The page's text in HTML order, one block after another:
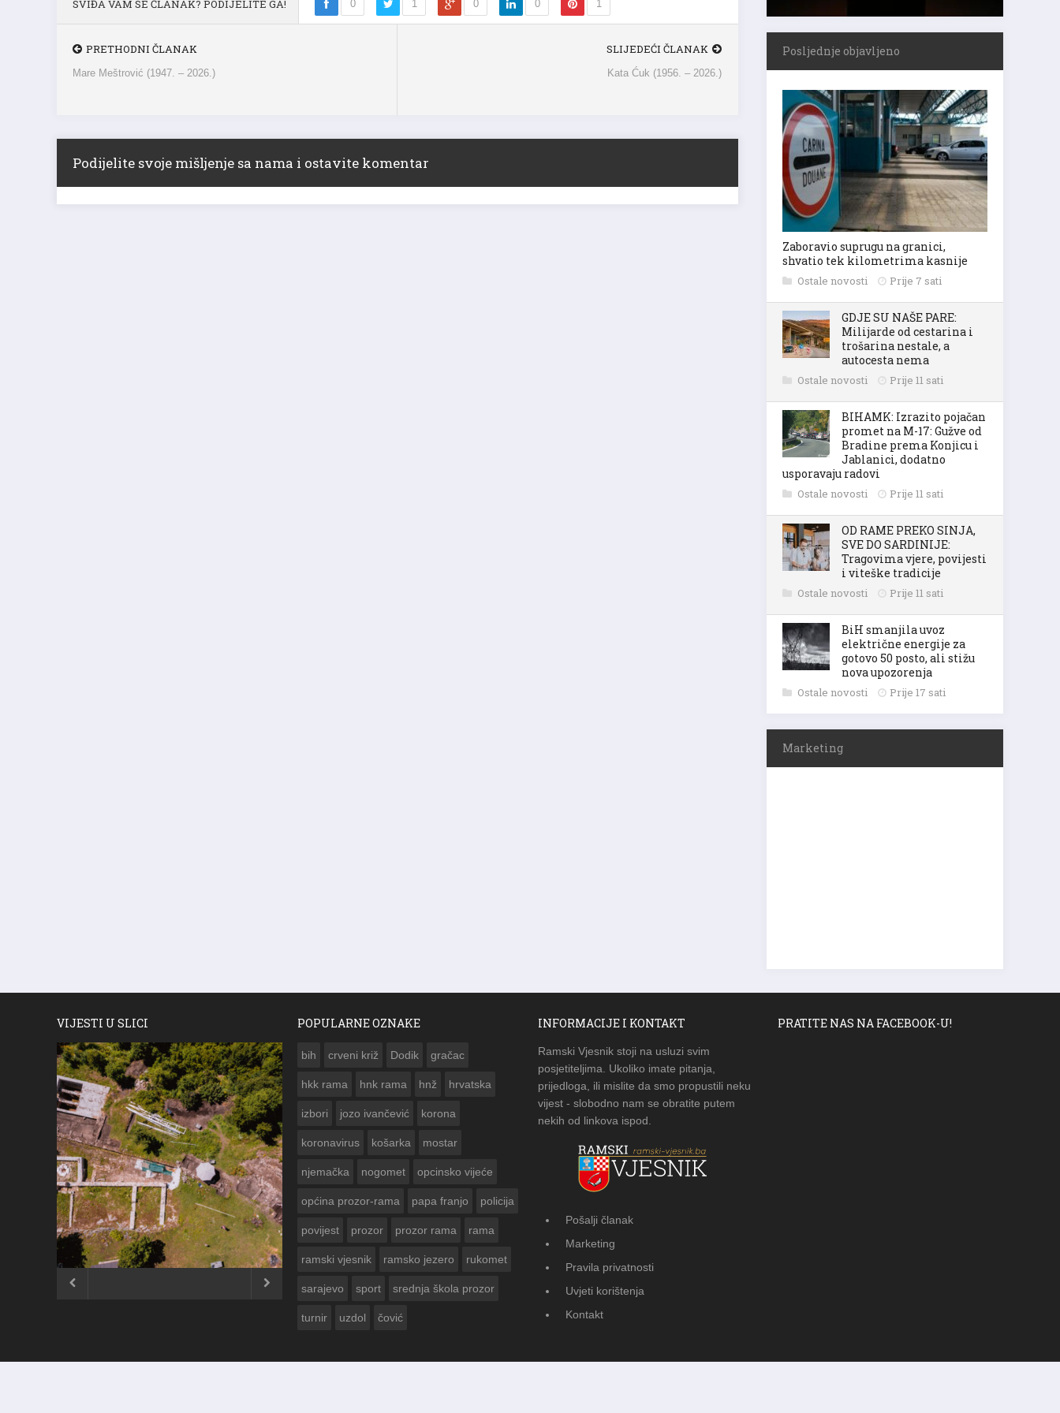
PRETHODNI ČLANAK
Mare Meštrović (1947. – 2026.)
SLIJEDEĆI ČLANAK
Kata Ćuk (1956. – 2026.)
Podijelite svoje mišljenje sa nama i ostavite komentar
Posljednje objavljeno
Zaboravio suprugu na granici,
shvatio tek kilometrima kasnije
Ostale novosti Prije 7 sati
GDJE SU NAŠE PARE:
Milijarde od cestarina i
trošarina nestale, a
autocesta nema
Ostale novosti Prije 11 sati
BIHAMK: Izrazito pojačan
promet na M-17: Gužve od
Bradine prema Konjicu i
Jablanici, dodatno
usporavaju radovi
Ostale novosti Prije 11 sati
OD RAME PREKO SINJA,
SVE DO SARDINIJE:
Tragovima vjere, povijesti
i viteške tradicije
Ostale novosti Prije 11 sati
BiH smanjila uvoz
električne energije za
gotovo 50 posto, ali stižu
nova upozorenja
Ostale novosti Prije 17 sati
Marketing
VIJESTI U SLICI
ČESTITKA RAMSKOG VJESNIKA ZA
USKRS 2023. GODINE
 
POPULARNE OZNAKE
bih crveni križ Dodik gračac
hkk rama hnk rama hnž hrvatska
izbori jozo ivančević korona
koronavirus košarka mostar
njemačka nogomet opcinsko vijeće
općina prozor-rama papa franjo policija
povijest prozor prozor rama rama
ramski vjesnik ramsko jezero rukomet
sarajevo sport srednja škola prozor
turnir uzdol čović
INFORMACIJE I KONTAKT
Ramski Vjesnik stoji na usluzi svim
posjetiteljima. Ukoliko imate pitanja,
prijedloga, ili mislite da smo propustili neku
vijest - slobodno nam se obratite putem
nekih od linkova ispod.
Pošalji članak
Marketing
Pravila privatnosti
Uvjeti korištenja
Kontakt
PRATITE NAS NA FACEBOOK-U!